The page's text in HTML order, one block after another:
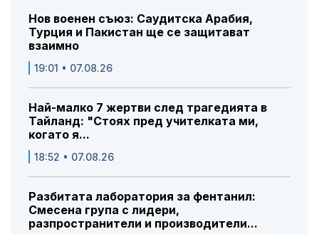
Нов военен съюз: Саудитска Арабия,
Турция и Пакистан ще се защитават
взаимно
19:01 • 07.08.26
Най-малко 7 жертви след трагедията в
Тайланд: "Стоях пред учителката ми,
когато я...
18:52 • 07.08.26
Разбитата лаборатория за фентанил:
Смесена група с лидери,
разпространители и производители...